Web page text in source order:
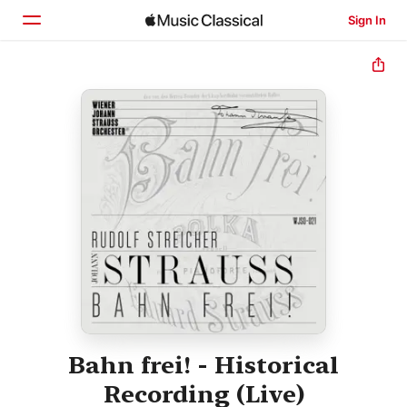
Sign In
Home
Browse
Search
Bahn frei! - Historical
Recording (Live)